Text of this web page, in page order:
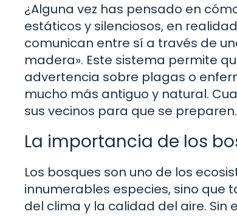
¿Alguna vez has pensado en
estáticos y silenciosos, en
comunican entre sí a través de
madera». Este sistema permite
advertencia sobre plagas o
mucho más antiguo y natural.
sus vecinos para que se
La importancia de los
Los bosques son uno de los
innumerables especies, sino que
del clima y la calidad del aire.